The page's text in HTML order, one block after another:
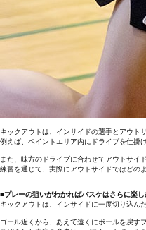
キックアウトは、インサイドの選手とアウト
例えば、ペイントエリア内にドライブを仕掛
また、味方のドライブに合わせてアウトサイ
練習を通じて、実際にアウトサイドではどの
■プレーの狙いがわかればバスケはさらに楽し
キックアウトは、インサイドに一度切り込ん
ゴール近くから、あえて遠くにボールを戻す